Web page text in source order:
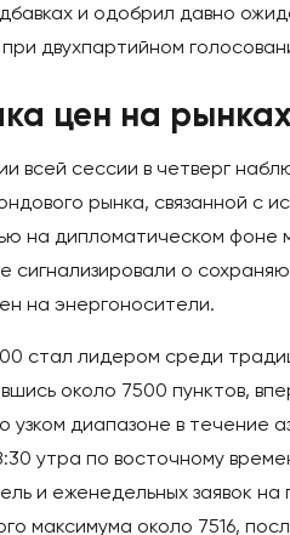
и одобрил давно
при двухпартийном
цен на
всей сессии в четверг
рынка, связанной с
на дипломатическом
о
на энергоносители.
стал лидером среди
около 7500 пунктов,
узком диапазоне в течение
утра по восточному
и еженедельных заявок
максимума около 7516,